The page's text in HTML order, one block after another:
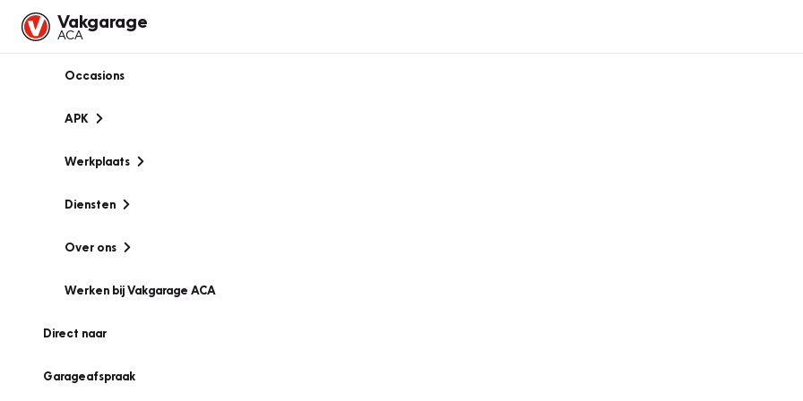
Vakgarage
ACA
Occasions
APK
Werkplaats
Diensten
Over ons
Werken bij Vakgarage ACA
Direct naar
Garageafspraak